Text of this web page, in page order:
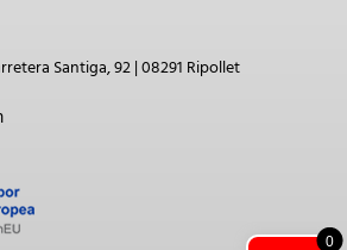
Santiga, 92 | 08291 Ripollet
0